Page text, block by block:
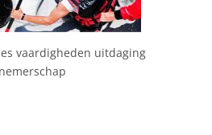
vaardigheden uitdaging